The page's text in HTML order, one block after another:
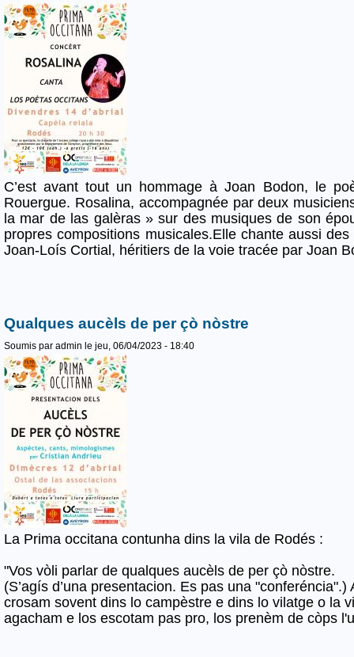
C’est avant tout un hommage à Joan Bodon, le
Rouergue. Rosalina, accompagnée par deux
la mar de las galèras » sur des musiques de son
propres compositions musicales.Elle chante aussi
Joan-Loís Cortial, héritiers de la voie tracée par Joan
Qualques aucèls de per çò nòstre
Soumis par admin le jeu, 06/04/2023 - 18:40
La Prima occitana contunha dins la vila de Rodés :
"Vos vòli parlar de qualques aucèls de per çò nòstre.
(S’agís d’una presentacion. Es pas una
crosam sovent dins lo campèstre e dins lo vilatge o la
agacham e los escotam pas pro, los prenèm de còps